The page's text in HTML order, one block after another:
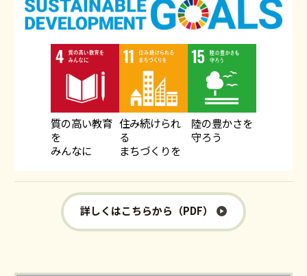
質の高い教育
を
みんなに
住み続けられ
る
まちづくりを
陸の豊かさを
守ろう
詳しくはこちらから（PDF）